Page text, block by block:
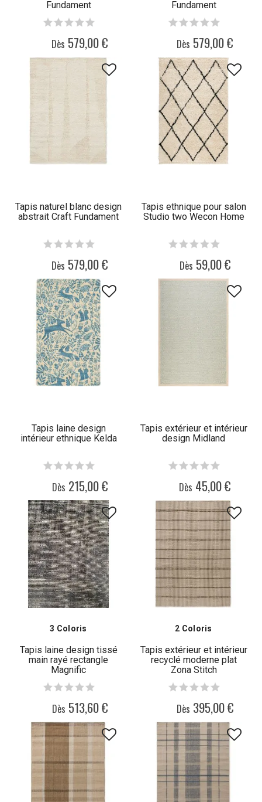
Fundament
Dès 579,00 €
Fundament
Dès 579,00 €
Tapis naturel blanc design
abstrait Craft Fundament
Dès 579,00 €
Tapis ethnique pour salon
Studio two Wecon Home
Dès 59,00 €
Tapis laine design
intérieur ethnique Kelda
Dès 215,00 €
Tapis extérieur et intérieur
design Midland
Dès 45,00 €
3 Coloris
Tapis laine design tissé
main rayé rectangle
Magnific
Dès 513,60 €
2 Coloris
Tapis extérieur et intérieur
recyclé moderne plat
Zona Stitch
Dès 395,00 €